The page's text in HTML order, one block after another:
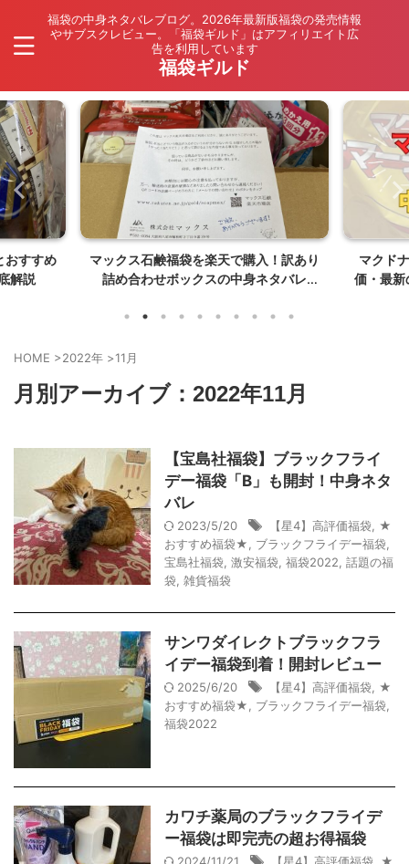
福袋の中身ネタバレブログ。2026年最新版福袋の発売情報
やサブスクレビュー。「福袋ギルド」はアフィリエイト広
告を利用しています
福袋ギルド
！訳あり
バレ
マクドナルドの福袋中身ネタバレ・評
価・最新のマック福袋情報【2026年夏
【2026
ネタバレ
HOME >2022年 >11月
月別アーカイブ：2022年11月
【宝島社福袋】ブラックフライ
デー福袋「B」も開封！中身ネタ
バレ
2023/5/20 【星4】高評価福袋, ★
おすすめ福袋★, ブラックフライデー福袋,
宝島社福袋, 激安福袋, 福袋2022, 話題の福
袋, 雑貨福袋
サンワダイレクトブラックフラ
イデー福袋到着！開封レビュー
2025/6/20 【星4】高評価福袋, ★
おすすめ福袋★, ブラックフライデー福袋,
福袋2022
カワチ薬局のブラックフライデ
ー福袋は即完売の超お得福袋